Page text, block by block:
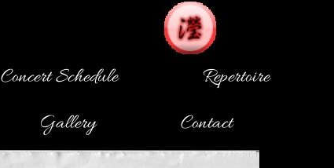
Concert Schedule Repertoire
Gallery Contact